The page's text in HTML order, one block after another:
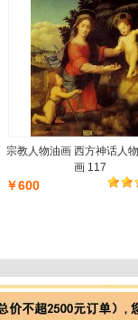
宗教人物油画 西方神话人
画 117
￥600